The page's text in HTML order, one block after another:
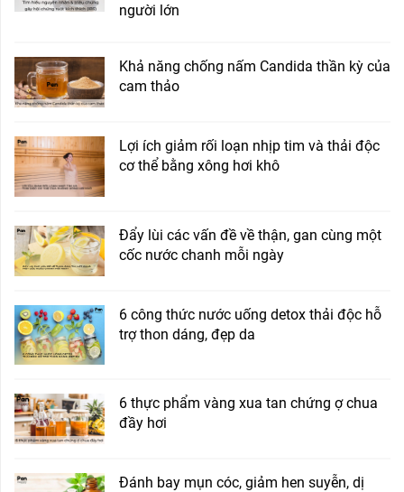
người lớn
Khả năng chống nấm Candida thần kỳ của
cam thảo
Lợi ích giảm rối loạn nhịp tim và thải độc
cơ thể bằng xông hơi khô
Đẩy lùi các vấn đề về thận, gan cùng một
cốc nước chanh mỗi ngày
6 công thức nước uống detox thải độc hỗ
trợ thon dáng, đẹp da
6 thực phẩm vàng xua tan chứng ợ chua
đầy hơi
Đánh bay mụn cóc, giảm hen suyễn, dị